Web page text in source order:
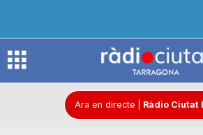
R
Ara en directe Ràdio Ciutat